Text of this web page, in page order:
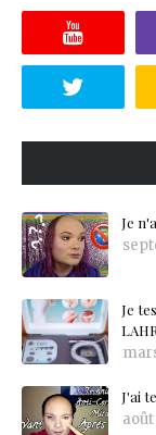
Je
Je
J'ai
août